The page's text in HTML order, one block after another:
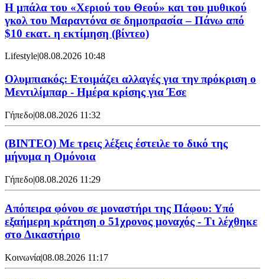
Η μπάλα του «Χεριού του Θεού» και του μυθικού
γκολ του Μαραντόνα σε δημοπρασία – Πάνω από
$10 εκατ. η εκτίμηση (βίντεο)
Lifestyle|08.08.2026 10:48
Ολυμπιακός: Ετοιμάζει αλλαγές για την πρόκριση ο
Μεντιλίμπαρ - Ημέρα κρίσης για Έσε
Γήπεδο|08.08.2026 11:32
(ΒΙΝΤΕΟ) Με τρεις λέξεις έστειλε το δικό της
μήνυμα η Ομόνοια
Γήπεδο|08.08.2026 11:29
Απόπειρα φόνου σε μοναστήρι της Πάφου: Υπό
εξαήμερη κράτηση ο 51χρονος μοναχός - Τι λέχθηκε
στο Δικαστήριο
Κοινωνία|08.08.2026 11:17